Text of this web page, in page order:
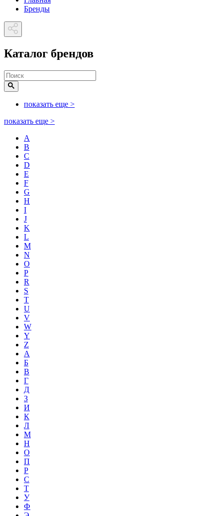
Бренды
Каталог брендов
показать еще >
показать еще >
A
B
C
D
E
F
G
H
I
J
K
L
M
N
O
P
R
S
T
U
V
W
Y
Z
А
Б
В
Г
Д
З
И
К
Л
М
Н
О
П
Р
С
Т
У
Ф